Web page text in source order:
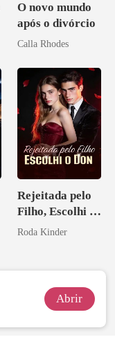
O novo mundo
após o divórcio
Calla Rhodes
Rejeitada pelo
Filho, Escolhi o
Don
Roda Kinder
Abrir